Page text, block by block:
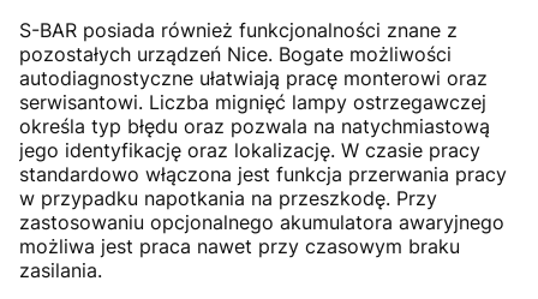
S-BAR posiada również funkcjonalności znane z
pozostałych urządzeń Nice. Bogate możliwości
autodiagnostyczne ułatwiają pracę monterowi oraz
serwisantowi. Liczba mignięć lampy ostrzegawczej
określa typ błędu oraz pozwala na natychmiastową
jego identyfikację oraz lokalizację. W czasie pracy
standardowo włączona jest funkcja przerwania pracy
w przypadku napotkania na przeszkodę. Przy
zastosowaniu opcjonalnego akumulatora awaryjnego
możliwa jest praca nawet przy czasowym braku
zasilania.